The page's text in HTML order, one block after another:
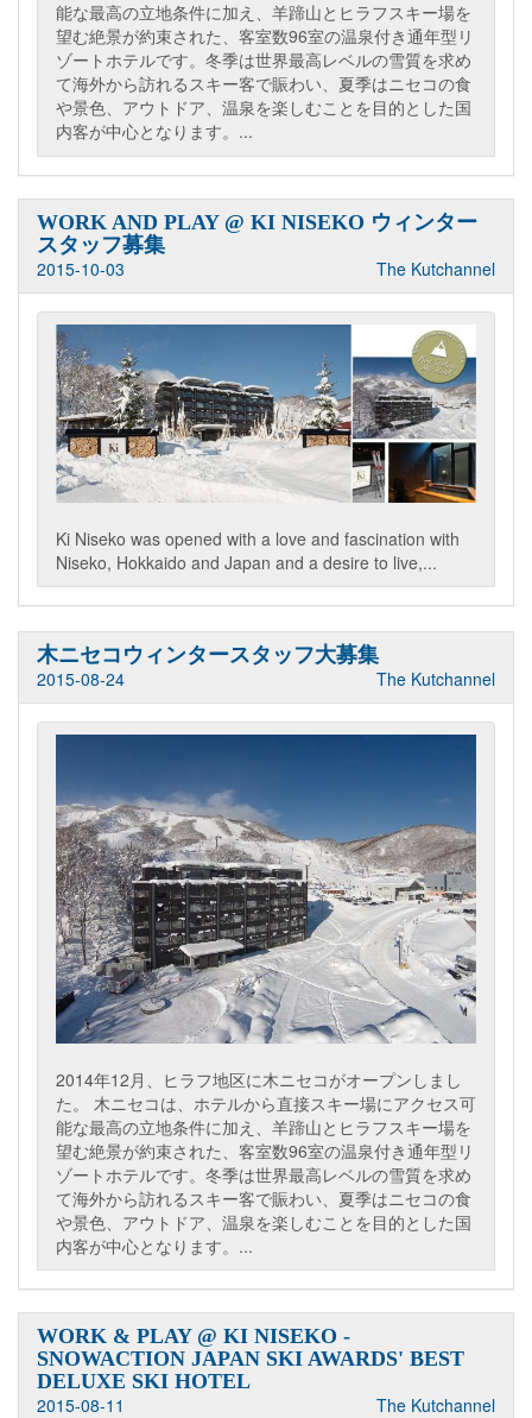
能な最高の立地条件に加え、羊蹄山とヒラフスキー場を
望む絶景が約束された、客室数96室の温泉付き通年型リ
ゾートホテルです。冬季は世界最高レベルの雪質を求め
て海外から訪れるスキー客で賑わい、夏季はニセコの食
や景色、アウトドア、温泉を楽しむことを目的とした国
内客が中心となります。...
WORK AND PLAY @ KI NISEKO ウィンター
スタッフ募集
2015-10-03
The Kutchannel
Ki Niseko was opened with a love and fascination with
Niseko, Hokkaido and Japan and a desire to live,...
木ニセコウィンタースタッフ大募集
2015-08-24
The Kutchannel
2014年12月、ヒラフ地区に木ニセコがオープンしまし
た。 木ニセコは、ホテルから直接スキー場にアクセス可
能な最高の立地条件に加え、羊蹄山とヒラフスキー場を
望む絶景が約束された、客室数96室の温泉付き通年型リ
ゾートホテルです。冬季は世界最高レベルの雪質を求め
て海外から訪れるスキー客で賑わい、夏季はニセコの食
や景色、アウトドア、温泉を楽しむことを目的とした国
内客が中心となります。...
WORK & PLAY @ KI NISEKO -
SNOWACTION JAPAN SKI AWARDS' BEST
DELUXE SKI HOTEL
2015-08-11
The Kutchannel